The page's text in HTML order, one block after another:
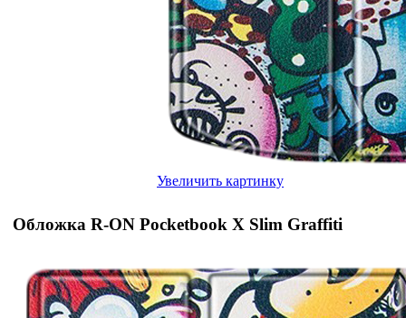
Увеличить картинку
Обложка R-ON Pocketbook X Slim Graffiti